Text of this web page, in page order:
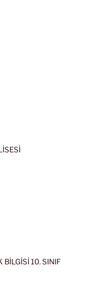
BİLGİSİ 10. SINIF